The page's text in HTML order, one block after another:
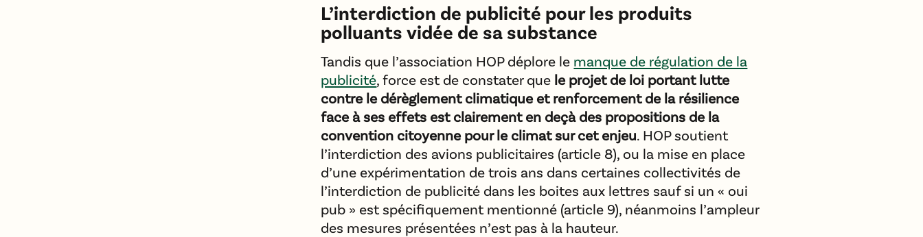
L’interdiction de publicité pour les produits
polluants vidée de sa substance
Tandis que l’association HOP déplore le manque de régulation de la
publicité, force est de constater que le projet de loi portant lutte
contre le dérèglement climatique et renforcement de la résilience
face à ses effets est clairement en deçà des propositions de la
convention citoyenne pour le climat sur cet enjeu. HOP soutient
l’interdiction des avions publicitaires (article 8), ou la mise en place
d’une expérimentation de trois ans dans certaines collectivités de
l’interdiction de publicité dans les boites aux lettres sauf si un « oui
pub » est spécifiquement mentionné (article 9), néanmoins l’ampleur
des mesures présentées n’est pas à la hauteur.